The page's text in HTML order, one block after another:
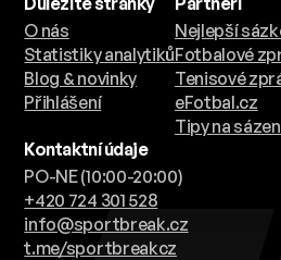
O nás
Statistiky analytiků
Blog & novinky
Přihlášení
Nejlepší
Fotbalové
Tenisové
eFotbal.cz
Tipy na
Kontaktní údaje
PO-NE (10:00-20:00)
+420 724 301 528
info@sportbreak.cz
t.me/sportbreakcz